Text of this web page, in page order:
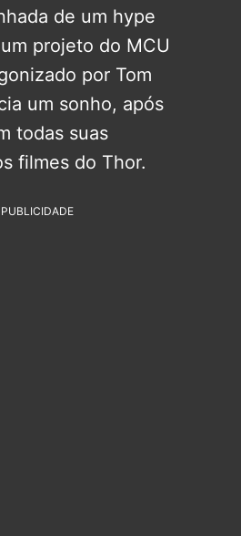
de um hype
projeto do MCU
por Tom
um sonho, após
todas suas
filmes do Thor.
PUBLICIDADE